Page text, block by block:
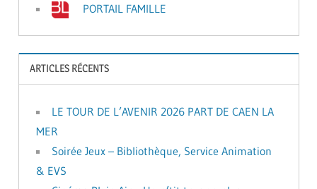
PORTAIL FAMILLE
ARTICLES RÉCENTS
LE TOUR DE L’AVENIR 2026 PART DE CAEN LA
MER
Soirée Jeux – Bibliothèque, Service Animation
& EVS